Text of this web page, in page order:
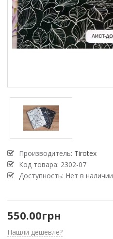
Производитель: Tirotex
Код товара: 2302-07
Доступность: Нет в наличии
550.00грн
Нашли дешевле?